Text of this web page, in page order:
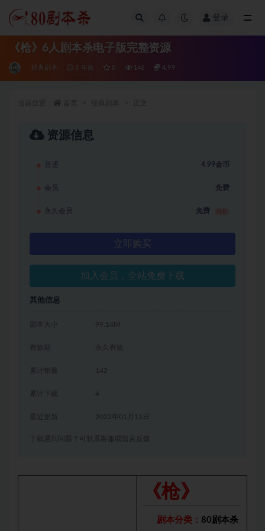
登录
《枪》6人剧本杀电子版完整资源
经典剧本 5 年前 0 146 4.99
资源信息
普通 4.99金币
会员 免费
永久会员 免费
立即购买
加入会员，全站免费下载
其他信息
剧本大小 99.14M
有效期 永久有效
累计销量 142
累计下载 4
2022年01月11日
下载遇到问题？可联系客服或留言反馈
《枪》
剧本分类： 80剧本杀